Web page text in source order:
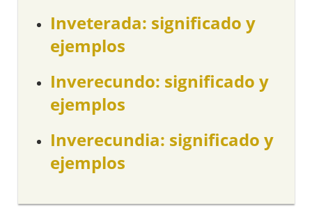
Inveterada: significado y
ejemplos
Inverecundo: significado y
ejemplos
Inverecundia: significado y
ejemplos